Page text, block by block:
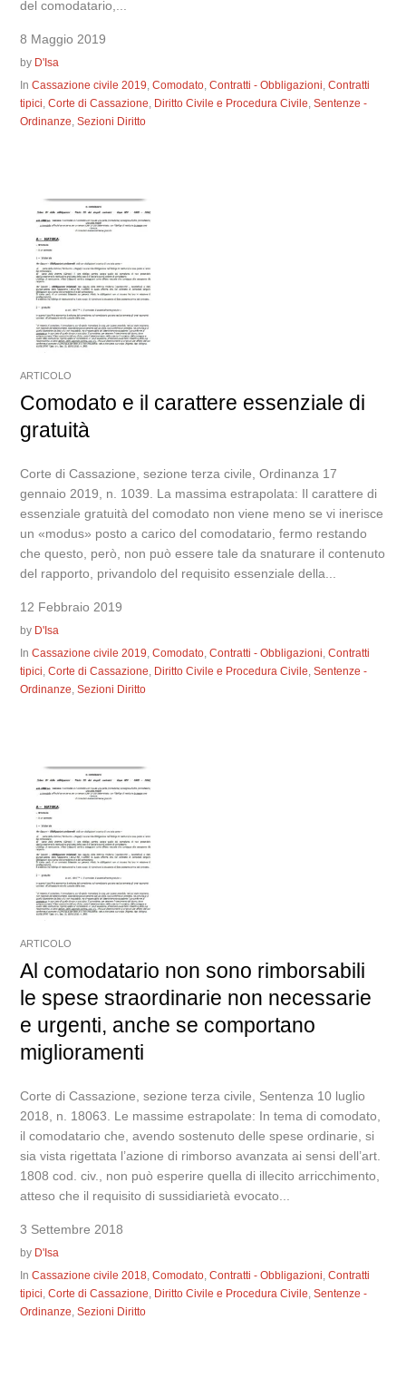
del comodatario,...
8 Maggio 2019
by D'Isa
InCassazione civile 2019,Comodato,Contratti - Obbligazioni,Contratti
tipici,Corte di Cassazione, Diritto Civile e Procedura Civile,Sentenze -
Ordinanze,Sezioni Diritto
ARTICOLO
Comodato e il carattere essenziale di
gratuità
Corte di Cassazione, sezione terza civile, Ordinanza 17
gennaio 2019, n. 1039. La massima estrapolata: Il carattere di
essenziale gratuità del comodato non viene meno se vi inerisce
un «modus» posto a carico del comodatario, fermo restando
che questo, però, non può essere tale da snaturare il contenuto
del rapporto, privandolo del requisito essenziale della...
12 Febbraio 2019
by D'Isa
InCassazione civile 2019,Comodato,Contratti - Obbligazioni,Contratti
tipici,Corte di Cassazione, Diritto Civile e Procedura Civile,Sentenze -
Ordinanze,Sezioni Diritto
ARTICOLO
Al comodatario non sono rimborsabili
le spese straordinarie non necessarie
e urgenti, anche se comportano
miglioramenti
Corte di Cassazione, sezione terza civile, Sentenza 10 luglio
2018, n. 18063. Le massime estrapolate: In tema di comodato,
il comodatario che, avendo sostenuto delle spese ordinarie, si
sia vista rigettata l’azione di rimborso avanzata ai sensi dell’art.
1808 cod. civ., non può esperire quella di illecito arricchimento,
atteso che il requisito di sussidiarietà evocato...
3 Settembre 2018
by D'Isa
InCassazione civile 2018,Comodato,Contratti - Obbligazioni,Contratti
tipici,Corte di Cassazione, Diritto Civile e Procedura Civile,Sentenze -
Ordinanze,Sezioni Diritto